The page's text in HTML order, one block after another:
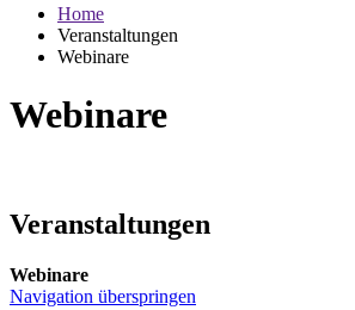
Home
Veranstaltungen
Webinare
Webinare
Veranstaltungen
Webinare
Navigation überspringen